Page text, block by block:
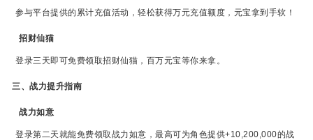
参与平台提供的累计充值活动，轻松获得万元充值额度，元宝拿到手软！
招财仙猫
登录三天即可免费领取招财仙猫，百万元宝等你来拿。
三、战力提升指南
战力如意
登录第二天就能免费领取战力如意，最高可为角色提供+10,200,000的战